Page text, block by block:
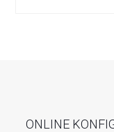
ONLINE